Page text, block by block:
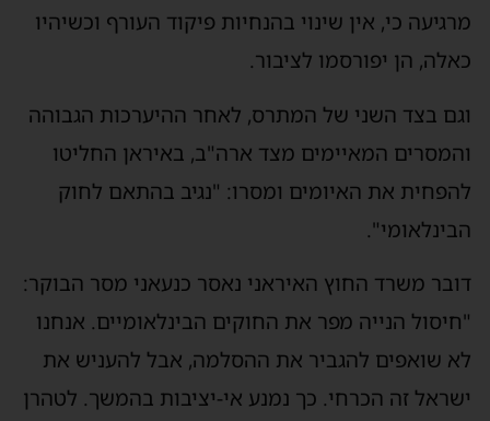
כי, אין שינוי בהנחיות פיקוד העורף וכשיהיו
הן יפורסמו לציבור.
בצד השני של המתרס, לאחר ההיערכות הגבוהה
המאיימים מצד ארה"ב, באיראן החליטו
את האיומים ומסרו: "נגיב בהתאם לחוק
משרד החוץ האיראני נאסר כנעאני מסר הבוקר:
הנייה מפר את החוקים הבינלאומיים. אנחנו
שואפים להגביר את ההסלמה, אבל להעניש את
זה הכרחי. כך נמנע אי-יציבות בהמשך. לטהרן